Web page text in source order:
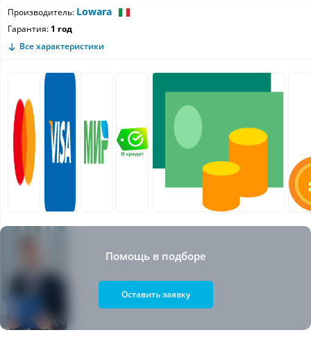
Производитель: Lowara
Гарантия: 1 год
Все характеристики
Помощь в подборе
Оставить заявку